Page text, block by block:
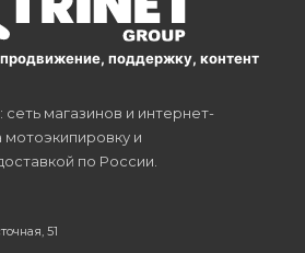
поддержку, контент
магазинов и интернет-
мотоэкипировку и
по России.
51